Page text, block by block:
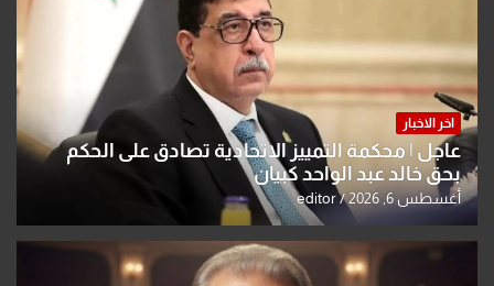
اخر الاخبار
عاجل | محكمة التمييز الاتحادية تصادق على الحكم
بحق خالد عبد الواحد كبيان
أغسطس 6, 2026 editor